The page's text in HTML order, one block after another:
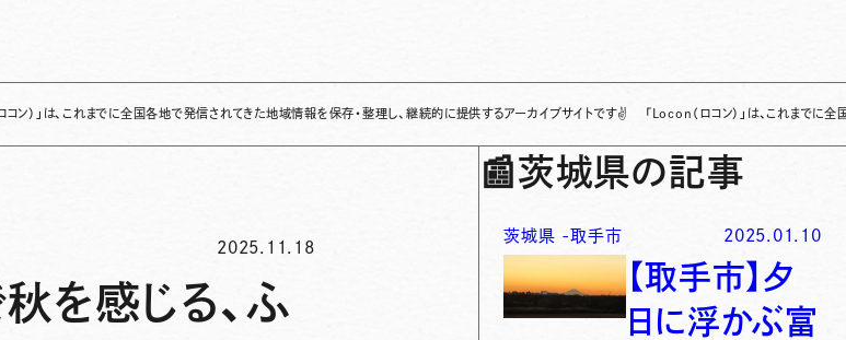
れまでに全国各地で発信されてきた地域情報を保存・整理し、継続的に提供するアーカイブサイトです✌ 「Locon（ロコン）」は、これまでに全国各地で発信
2025.11.18
を感じる、ふ
📰茨城県の記事
茨城県 -取手市 2025.01.10
【取手市】夕
日に浮かぶ富